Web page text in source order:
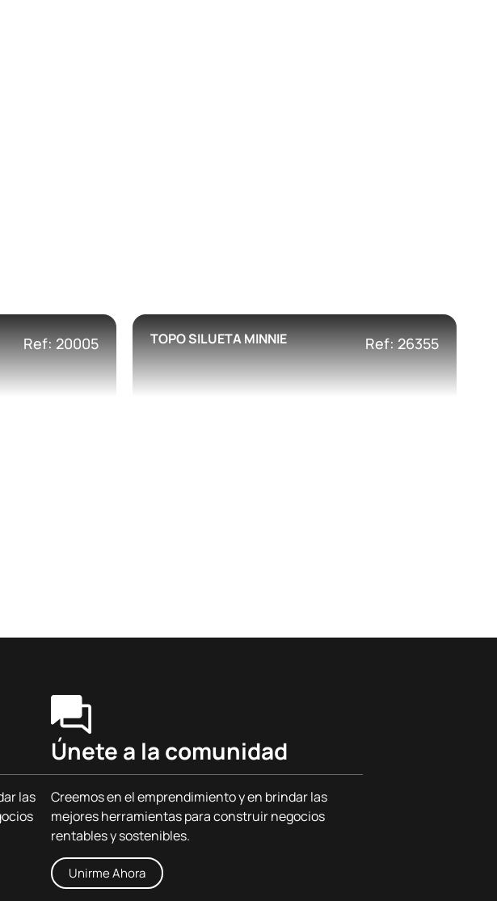
Ref: 20005 TOPO SILUETA MINNIE Ref: 26355
las
Únete a la comunidad
Creemos en el emprendimiento y en brindar las
mejores herramientas para construir negocios
rentables y sostenibles.
Unirme Ahora